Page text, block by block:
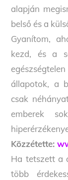
alapján
belső és a
Gyanítom,
kezd, és a
állapotok, a
csak
emberek
Közzétette:
Ha tetszett a
több